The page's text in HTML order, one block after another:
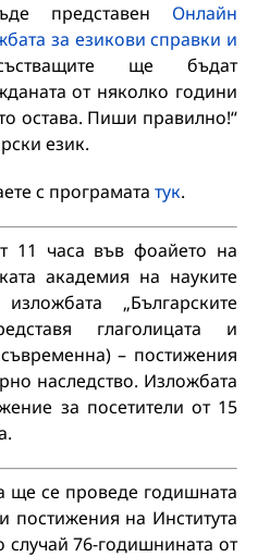
представен Онлайн
за езикови справки и
ще бъдат
от няколко години
остава. Пиши правилно!“
език.
с програмата тук.
11 часа във фоайето на
академия на науките
„Българските
глаголицата и
– постижения
наследство. Изложбата
за посетители от 15
ще се проведе годишната
постижения на Института
случай 76-годишнината от